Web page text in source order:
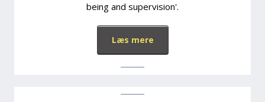
being and supervision'.
Læs mere